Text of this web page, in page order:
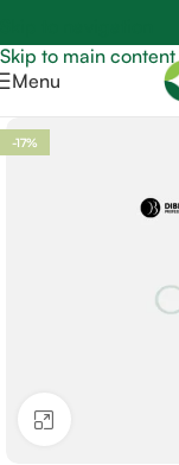
Skip to main content
Sei hai domande
Menu
-17%